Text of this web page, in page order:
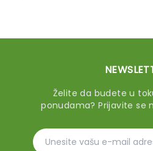
Želite da budete u
ponudama? Prijavite se